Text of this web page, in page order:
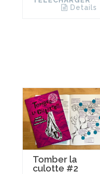
Details
Tomber la
culotte #2